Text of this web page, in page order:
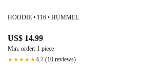
HOODIE • 116 • HUMMEL
US$ 14.99
Min. order: 1 piece
★★★★★4.7 (10 reviews)